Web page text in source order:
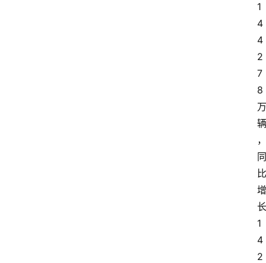
1
4
4
2
7
8
万
辆
，
同
比
增
长
1
4
2